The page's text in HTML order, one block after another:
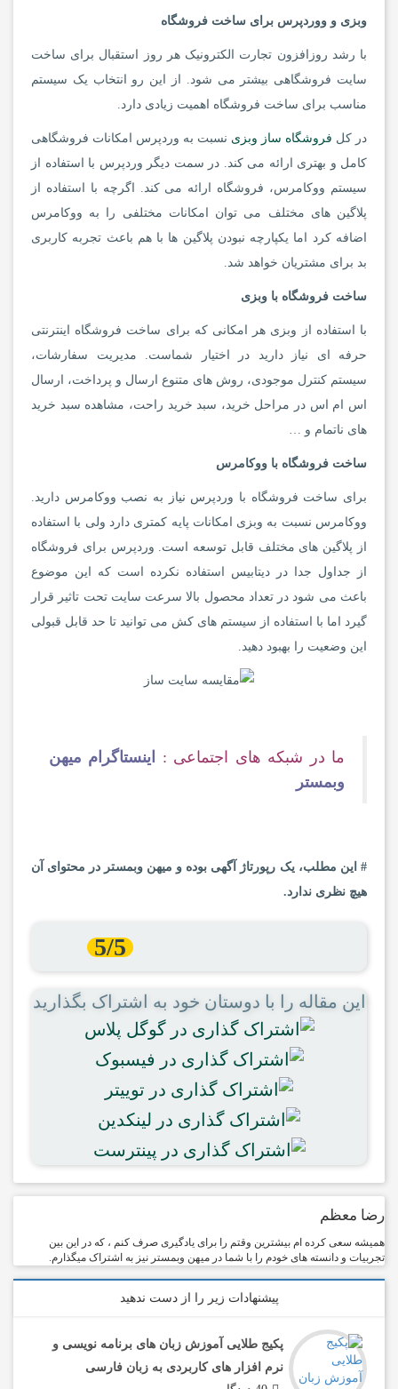
وبزی و ووردپرس برای ساخت فروشگاه
با رشد روزافزون تجارت الکترونیک هر روز استقبال برای ساخت
سایت فروشگاهی بیشتر می شود. از این رو انتخاب یک سیستم
مناسب برای ساخت فروشگاه اهمیت زیادی دارد.
در کل فروشگاه ساز وبزی نسبت به وردپرس امکانات فروشگاهی
کامل و بهتری ارائه می کند. در سمت دیگر وردپرس با استفاده از
سیستم ووکامرس، فروشگاه ارائه می کند. اگرچه با استفاده از
پلاگین های مختلف می توان امکانات مختلفی را به ووکامرس
اضافه کرد اما یکپارچه نبودن پلاگین ها با هم باعث تجربه کاربری
بد برای مشتریان خواهد شد.
ساخت فروشگاه با وبزی
با استفاده از وبزی هر امکانی که برای ساخت فروشگاه اینترنتی
حرفه ای نیاز دارید در اختیار شماست. مدیریت سفارشات،
سیستم کنترل موجودی، روش های متنوع ارسال و پرداخت، ارسال
اس ام اس در مراحل خرید، سبد خرید راحت، مشاهده سبد خرید
های ناتمام و …
ساخت فروشگاه با ووکامرس
برای ساخت فروشگاه با وردپرس نیاز به نصب ووکامرس دارید.
ووکامرس نسبت به وبزی امکانات پایه کمتری دارد ولی با استفاده
از پلاگین های مختلف قابل توسعه است. وردپرس برای فروشگاه
از جداول جدا در دیتابیس استفاده نکرده است که این موضوع
باعث می شود در تعداد محصول بالا سرعت سایت تحت تاثیر قرار
گیرد اما با استفاده از سیستم های کش می توانید تا حد قابل قبولی
این وضعیت را بهبود دهید.
ما در شبکه های اجتماعی :
اینستاگرام میهن
وبمستر
# این مطلب، یک رپورتاژ آگهی بوده و میهن وبمستر در محتوای آن
هیچ نظری ندارد.
5/5
این مقاله را با دوستان خود به اشتراک بگذارید
رضا معظم
همیشه سعی کرده ام بیشترین وقتم را برای یادگیری صرف کنم ، که در این بین
تجربیات و دانسته های خودم را با شما در میهن وبمستر نیز به اشتراک میگذارم.
پیشنهادات زیر را از دست ندهید
پکیج طلایی آموزش زبان های برنامه نویسی و
نرم افزار های کاربردی به زبان فارسی